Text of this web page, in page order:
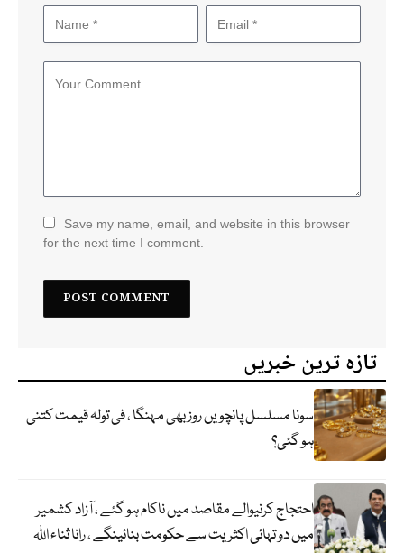
Save my name, email, and website in this browser
for the next time I comment.
تازہ ترین خبریں
سونا مسلسل پانچویں روز بھی مہنگا ، فی تولہ قیمت کتنی
ہو گئی؟
احتجاج کرنیوالے مقاصد میں ناکام ہو گئے ، آزاد کشمیر
میں دو تہائی اکثریت سے حکومت بنائینگے ، رانا ثناء اللہ